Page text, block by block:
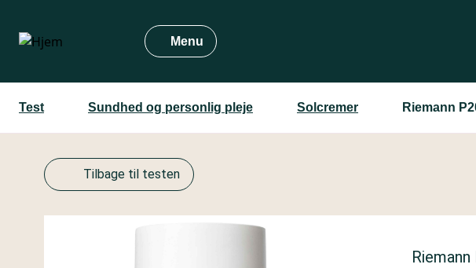
hovedindhold
Menu
Test Sundhed og personlig pleje Solcremer Riemann
Tilbage til testen
Riemann